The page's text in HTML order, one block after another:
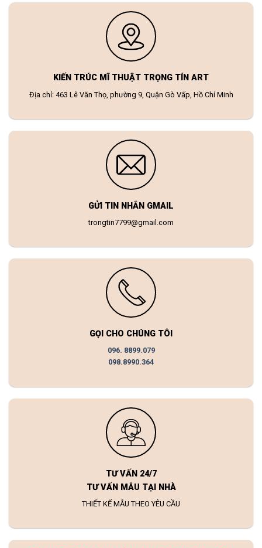
KIẾN TRÚC MĨ THUẬT TRỌNG TÍN ART
Địa chỉ: 463 Lê Văn Thọ, phường 9, Quận Gò Vấp, Hồ Chí Minh
GỬI TIN NHẮN GMAIL
trongtin7799@gmail.com
GỌI CHO CHÚNG TÔI
096. 8899.079
098.8990.364
TƯ VẤN 24/7
TƯ VẤN MẪU TẠI NHÀ
THIẾT KẾ MẪU THEO YÊU CẦU